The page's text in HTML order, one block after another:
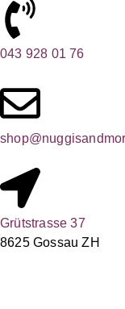
043 928 01 76
Grütstrasse 37
8625 Gossau ZH